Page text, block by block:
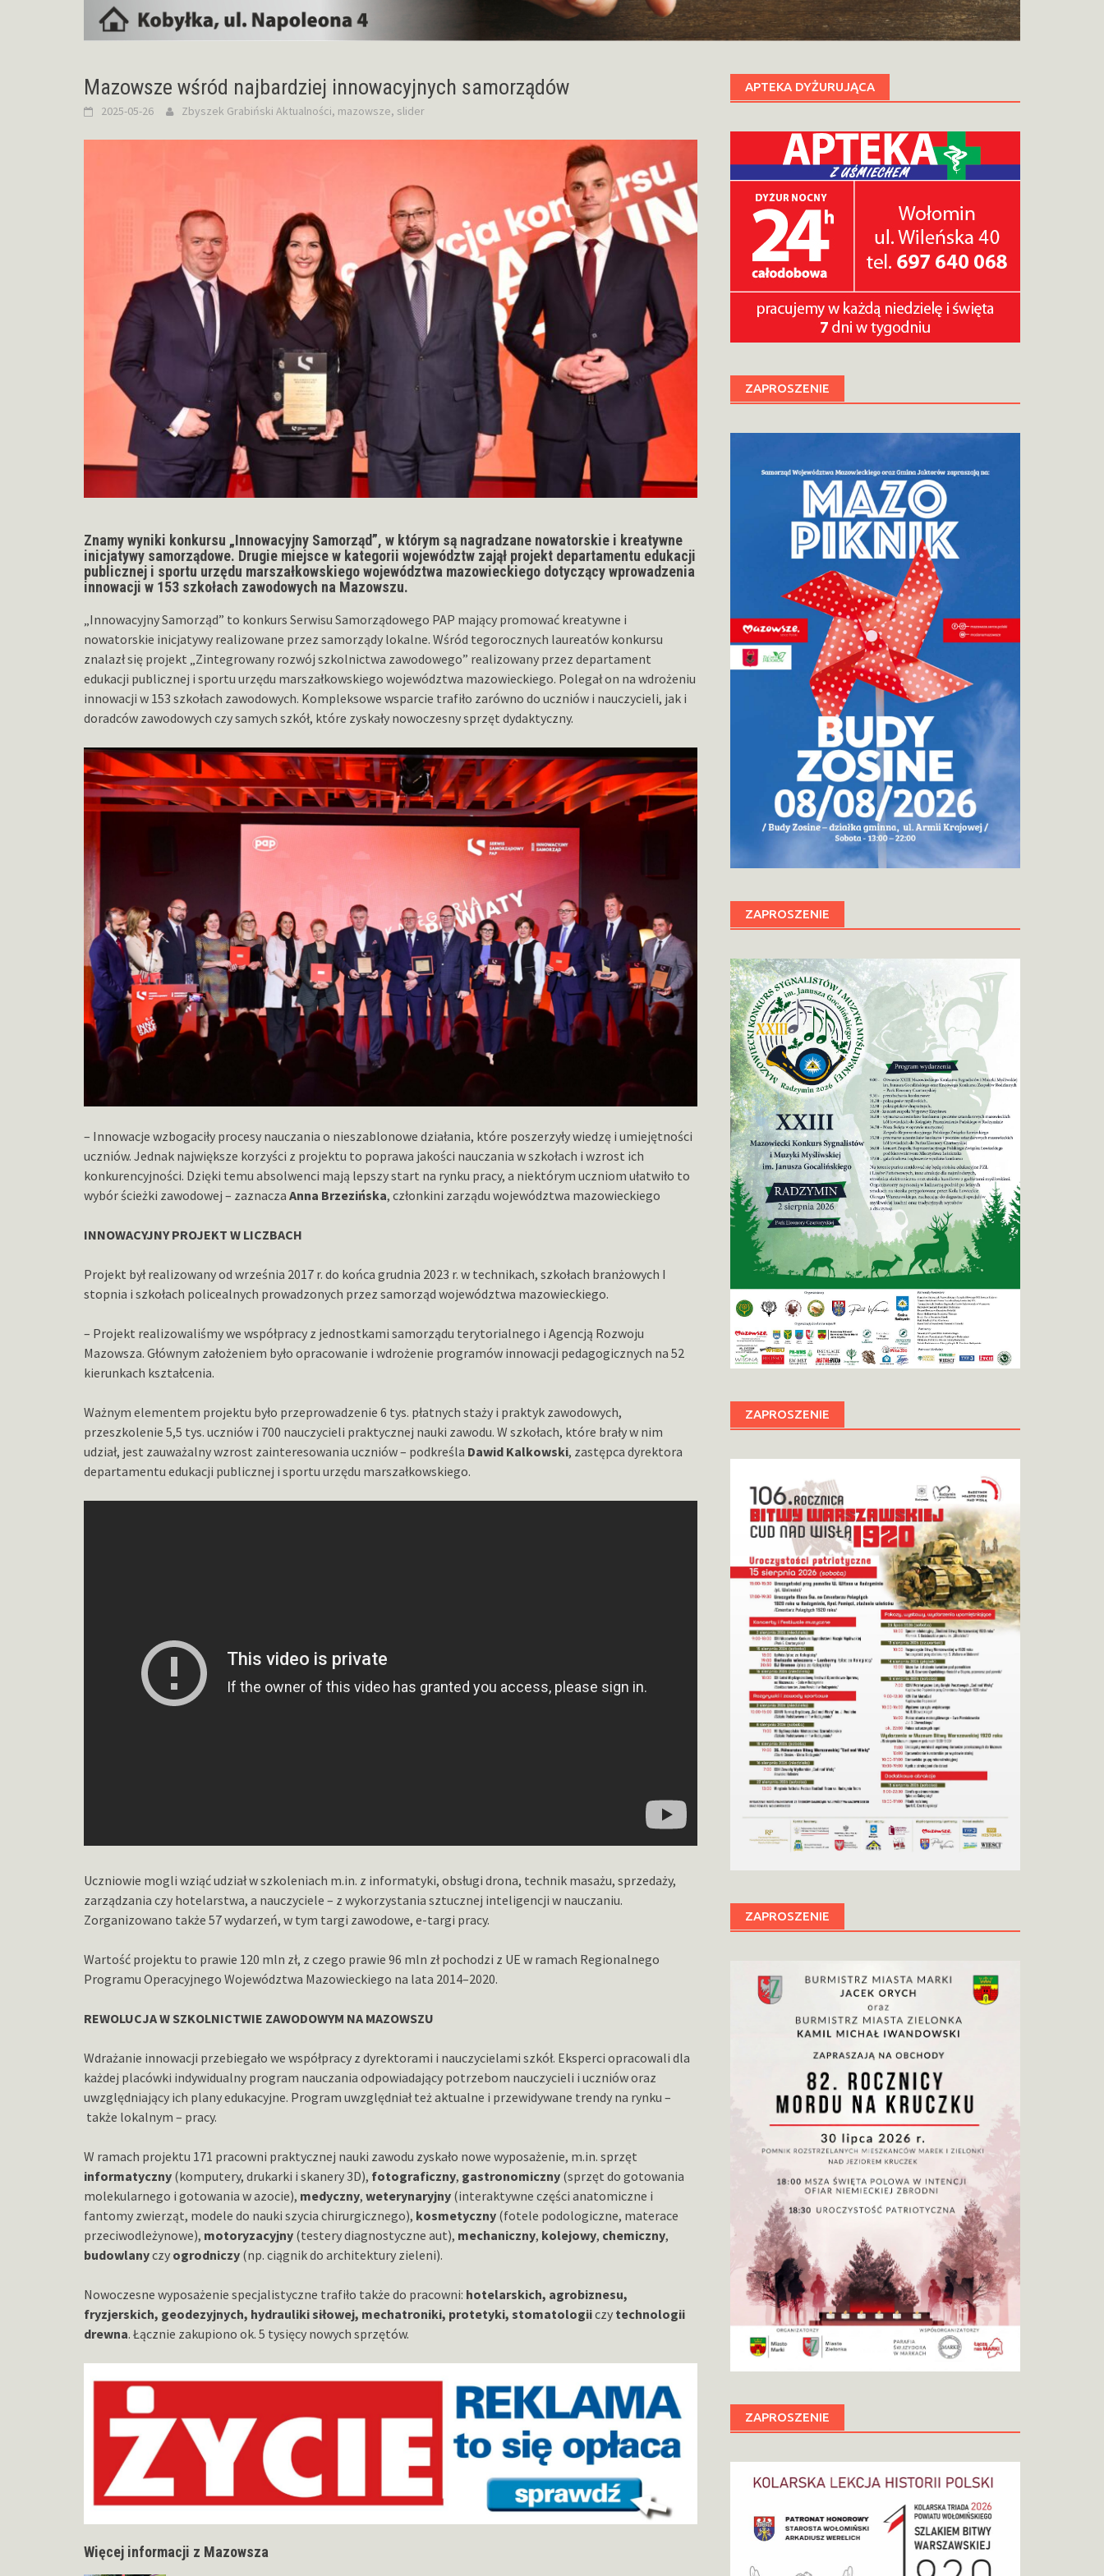
Mazowsze wśród najbardziej innowacyjnych samorządów
2025-05-26 Zbyszek Grabiński Aktualności, mazowsze, slider
Znamy wyniki konkursu „Innowacyjny Samorząd”, w którym są nagradzane nowatorskie i kreatywne
inicjatywy samorządowe. Drugie miejsce w kategorii województw zajął projekt departamentu edukacji
publicznej i sportu urzędu marszałkowskiego województwa mazowieckiego dotyczący wprowadzenia
innowacji w 153 szkołach zawodowych na Mazowszu.
„Innowacyjny Samorząd” to konkurs Serwisu Samorządowego PAP mający promować kreatywne i
nowatorskie inicjatywy realizowane przez samorządy lokalne. Wśród tegorocznych laureatów konkursu
znalazł się projekt „Zintegrowany rozwój szkolnictwa zawodowego” realizowany przez departament
edukacji publicznej i sportu urzędu marszałkowskiego województwa mazowieckiego. Polegał on na wdrożeniu
innowacji w 153 szkołach zawodowych. Kompleksowe wsparcie trafiło zarówno do uczniów i nauczycieli, jak i
doradców zawodowych czy samych szkół, które zyskały nowoczesny sprzęt dydaktyczny.
– Innowacje wzbogaciły procesy nauczania o nieszablonowe działania, które poszerzyły wiedzę i umiejętności
uczniów. Jednak największe korzyści z projektu to poprawa jakości nauczania w szkołach i wzrost ich
konkurencyjności. Dzięki temu absolwenci mają lepszy start na rynku pracy, a niektórym uczniom ułatwiło to
wybór ścieżki zawodowej – zaznacza Anna Brzezińska, członkini zarządu województwa mazowieckiego
INNOWACYJNY PROJEKT W LICZBACH
Projekt był realizowany od września 2017 r. do końca grudnia 2023 r. w technikach, szkołach branżowych I
stopnia i szkołach policealnych prowadzonych przez samorząd województwa mazowieckiego.
– Projekt realizowaliśmy we współpracy z jednostkami samorządu terytorialnego i Agencją Rozwoju
Mazowsza. Głównym założeniem było opracowanie i wdrożenie programów innowacji pedagogicznych na 52
kierunkach kształcenia.
Ważnym elementem projektu było przeprowadzenie 6 tys. płatnych staży i praktyk zawodowych,
przeszkolenie 5,5 tys. uczniów i 700 nauczycieli praktycznej nauki zawodu. W szkołach, które brały w nim
udział, jest zauważalny wzrost zainteresowania uczniów – podkreśla Dawid Kalkowski, zastępca dyrektora
departamentu edukacji publicznej i sportu urzędu marszałkowskiego.
Uczniowie mogli wziąć udział w szkoleniach m.in. z informatyki, obsługi drona, technik masażu, sprzedaży,
zarządzania czy hotelarstwa, a nauczyciele – z wykorzystania sztucznej inteligencji w nauczaniu.
Zorganizowano także 57 wydarzeń, w tym targi zawodowe, e-targi pracy.
Wartość projektu to prawie 120 mln zł, z czego prawie 96 mln zł pochodzi z UE w ramach Regionalnego
Programu Operacyjnego Województwa Mazowieckiego na lata 2014–2020.
REWOLUCJA W SZKOLNICTWIE ZAWODOWYM NA MAZOWSZU
Wdrażanie innowacji przebiegało we współpracy z dyrektorami i nauczycielami szkół. Eksperci opracowali dla
każdej placówki indywidualny program nauczania odpowiadający potrzebom nauczycieli i uczniów oraz
uwzględniający ich plany edukacyjne. Program uwzględniał też aktualne i przewidywane trendy na rynku –
także lokalnym – pracy.
W ramach projektu 171 pracowni praktycznej nauki zawodu zyskało nowe wyposażenie, m.in. sprzęt
informatyczny (komputery, drukarki i skanery 3D), fotograficzny, gastronomiczny (sprzęt do gotowania
molekularnego i gotowania w azocie), medyczny, weterynaryjny (interaktywne części anatomiczne i
fantomy zwierząt, modele do nauki szycia chirurgicznego), kosmetyczny (fotele podologiczne, materace
przeciwodleżynowe), motoryzacyjny (testery diagnostyczne aut), mechaniczny, kolejowy, chemiczny,
budowlanyczy ogrodniczy (np. ciągnik do architektury zieleni).
Nowoczesne wyposażenie specjalistyczne trafiło także do pracowni: hotelarskich, agrobiznesu,
fryzjerskich, geodezyjnych, hydrauliki siłowej, mechatroniki, protetyki, stomatologiiczy technologii
drewna. Łącznie zakupiono ok. 5 tysięcy nowych sprzętów.
Więcej informacji z Mazowsza
APTEKA DYŻURUJĄCA
ZAPROSZENIE
ZAPROSZENIE
ZAPROSZENIE
ZAPROSZENIE
ZAPROSZENIE